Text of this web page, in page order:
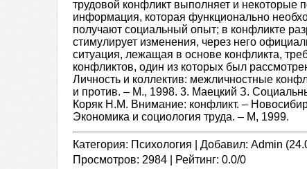
трудовой конфликт выполняет и некоторые
информация, которая функционально
получают социальный опыт; в конфликте
стимулирует изменения, через него
ситуация, лежащая в основе конфликта,
конфликтов, один из которых был
Личность и коллектив: межличностные
и против. – М., 1998. 3. Маецкий З.
Коряк Н.М. Внимание: конфликт. –
Экономика и социология труда. – М, 1999.
Категория: Психология Добавил: Admin
Просмотров: 2984 Рейтинг: 0.0/0